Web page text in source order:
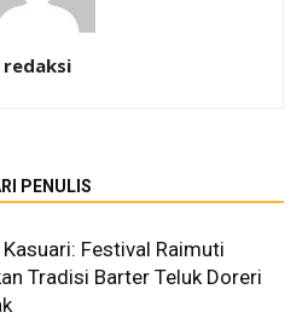
redaksi
PENULIS
Festival Raimuti
Tradisi Barter Teluk Doreri